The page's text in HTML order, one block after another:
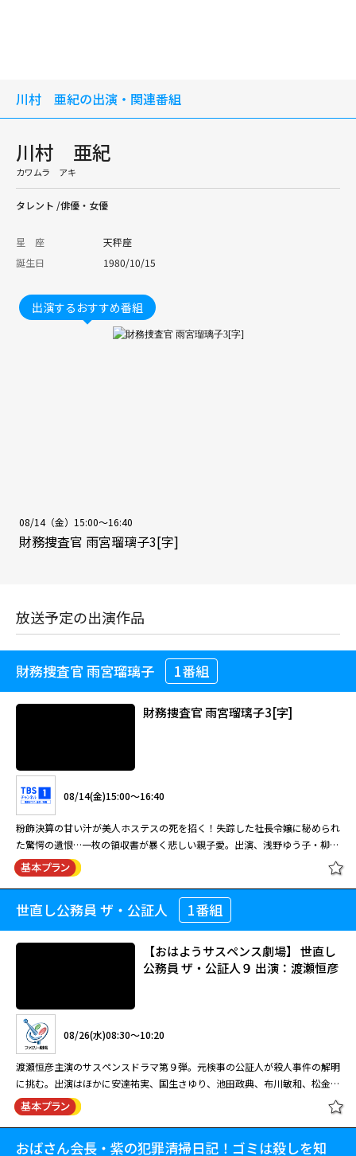
川村 亜紀の出演・関連番組
川村 亜紀
カワムラ アキ
タレント /俳優・女優
星 座
天秤座
誕生日
1980/10/15
出演するおすすめ番組
08/14（金）15:00～16:40
財務捜査官 雨宮瑠璃子3[字]
放送予定の出演作品
財務捜査官 雨宮瑠璃子 1番組
財務捜査官 雨宮瑠璃子3[字]
08/14(金)15:00～16:40
粉飾決算の甘い汁が美人ホステスの死を招く！失踪した社長令嬢に秘められ
た驚愕の遺恨…一枚の領収書が暴く悲しい親子愛。出演、浅野ゆう子・柳葉
敏郎ほか。
財務捜査官 雨宮瑠璃子3[字]
粉飾決算の甘い汁が美人ホステスの死を招く！失踪した社長令嬢に秘められ
た驚愕の遺恨…一枚の領収書が暴く悲しい親子愛。出演、浅野ゆう子・柳葉
敏郎ほか。
世直し公務員 ザ・公証人 1番組
【おはようサスペンス劇場】 世直し
公務員 ザ・公証人９ 出演：渡瀬恒彦
08/26(水)08:30～10:20
渡瀬恒彦主演のサスペンスドラマ第９弾。元検事の公証人が殺人事件の解明
に挑む。出演はほかに安達祐実、国生さゆり、池田政典、布川敏和、松金よ
ね子、蟹江敬三。 元検事の公証人・真山壱成（渡瀬恒彦）は山梨県甲府市
の公証役場に着任。相棒の元公証人・天野正直（蟹江敬三）は弁護士に転職
者の星峰志津加（国生さゆり）と知り合う。ところが、彼女の兄でオーナー
【おはようサスペンス劇場】 世直し
おばさん会長・紫の犯罪清掃日記！ゴミは殺しを知